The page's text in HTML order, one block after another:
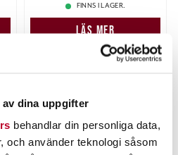
dina uppgifter
behandlar din personliga data,
och använder teknologi såsom
FINNS I LAGER.
LÄS MER